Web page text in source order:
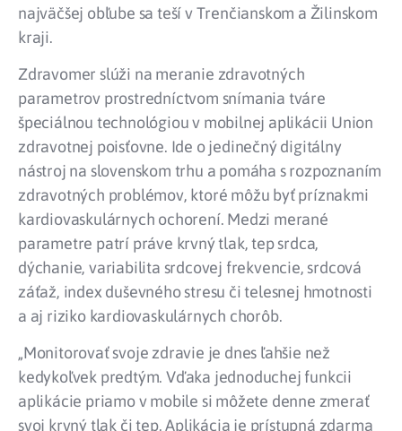
najväčšej obľube sa teší v Trenčianskom a Žilinskom
kraji.
Zdravomer slúži na meranie zdravotných
parametrov prostredníctvom snímania tváre
špeciálnou technológiou v mobilnej aplikácii Union
zdravotnej poisťovne. Ide o jedinečný digitálny
nástroj na slovenskom trhu a pomáha s rozpoznaním
zdravotných problémov, ktoré môžu byť príznakmi
kardiovaskulárnych ochorení. Medzi merané
parametre patrí práve krvný tlak, tep srdca,
dýchanie, variabilita srdcovej frekvencie, srdcová
záťaž, index duševného stresu či telesnej hmotnosti
a aj riziko kardiovaskulárnych chorôb.
„Monitorovať svoje zdravie je dnes ľahšie než
kedykoľvek predtým. Vďaka jednoduchej funkcii
aplikácie priamo v mobile si môžete denne zmerať
svoj krvný tlak či tep. Aplikácia je prístupná zdarma